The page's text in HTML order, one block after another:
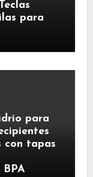
para
para
con tapas